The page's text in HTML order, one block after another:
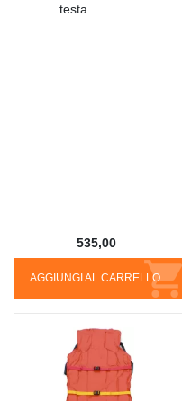
testa
AGGIUNGI AL CARRELLO
535,00